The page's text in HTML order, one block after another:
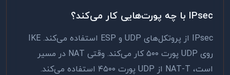
IPsec با چه پورت‌هایی کار می‌کند؟
IPsec از پروتکل‌های UDP و ESP استفاده می‌کند. IKE
روی UDP پورت ۵۰۰ کار می‌کند. وقتی NAT در مسیر
است، NAT-T از UDP پورت ۴۵۰۰ استفاده می‌کند.